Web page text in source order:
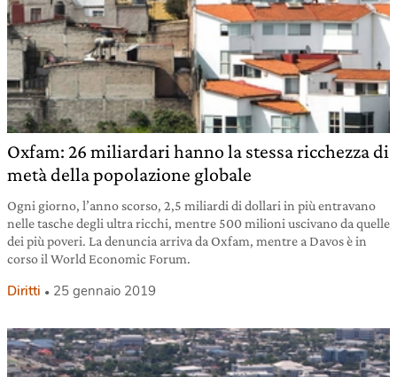
Oxfam: 26 miliardari hanno la stessa ricchezza di
metà della popolazione globale
Ogni giorno, l’anno scorso, 2,5 miliardi di dollari in più entravano
nelle tasche degli ultra ricchi, mentre 500 milioni uscivano da quelle
dei più poveri. La denuncia arriva da Oxfam, mentre a Davos è in
corso il World Economic Forum.
Diritti 25 gennaio 2019